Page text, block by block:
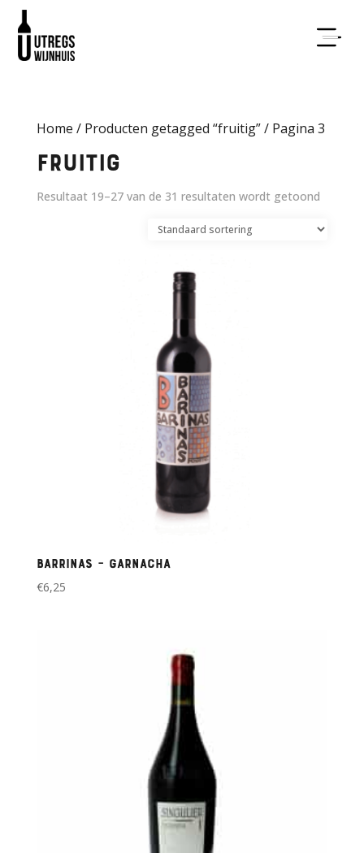
Home / Producten getagged “fruitig”/ Pagina 3
fruitig
Resultaat 19–27 van de 31 resultaten wordt getoond
Barrinas – Garnacha
€6,25